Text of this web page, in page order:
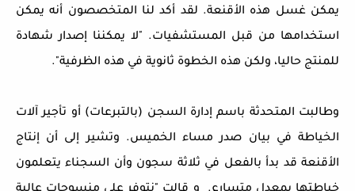
يمكن غسل هذه الأقنعة. لقد أكد لنا المتخصصون أنه يمكن
استخدامها من قبل المستشفيات. "لا يمكننا إصدار شهادة
للمنتج حاليا، ولكن هذه الخطوة ثانوية في هذه الظرفية".
وطالبت المتحدثة باسم إدارة السجن (بالتبرعات) أو تأجير آلات
الخياطة في بيان صدر مساء الخميس. وتشير إلى أن إنتاج
الأقنعة قد بدأ بالفعل في ثلاثة سجون وأن السجناء يتعلمون